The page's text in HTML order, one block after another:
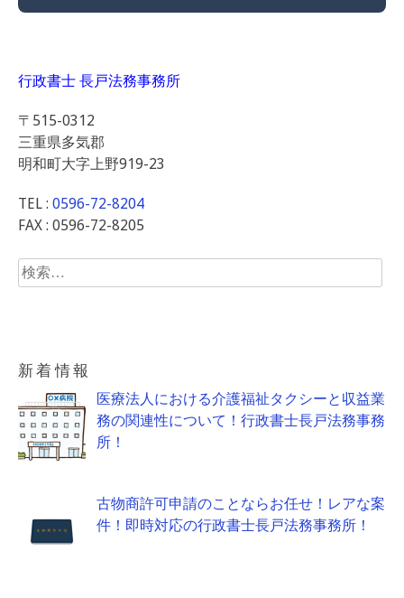
行政書士 長戸法務事務所
〒515-0312
三重県多気郡
明和町大字上野919-23
TEL : 0596-72-8204
FAX : 0596-72-8205
検
索:
新着情報
医療法人における介護福祉タクシーと収益業
務の関連性について！行政書士長戸法務事務
所！
古物商許可申請のことならお任せ！レアな案
件！即時対応の行政書士長戸法務事務所！